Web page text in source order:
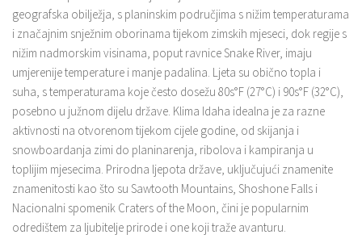
geografska obilježja, s planinskim područjima s nižim temperaturama
i značajnim snježnim oborinama tijekom zimskih mjeseci, dok regije s
nižim nadmorskim visinama, poput ravnice Snake River, imaju
umjerenije temperature i manje padalina. Ljeta su obično topla i
suha, s temperaturama koje često dosežu 80s°F (27°C) i 90s°F (32°C),
posebno u južnom dijelu države. Klima Idaha idealna je za razne
aktivnosti na otvorenom tijekom cijele godine, od skijanja i
snowboardanja zimi do planinarenja, ribolova i kampiranja u
toplijim mjesecima. Prirodna ljepota države, uključujući znamenite
znamenitosti kao što su Sawtooth Mountains, Shoshone Falls i
Nacionalni spomenik Craters of the Moon, čini je popularnim
odredištem za ljubitelje prirode i one koji traže avanturu.